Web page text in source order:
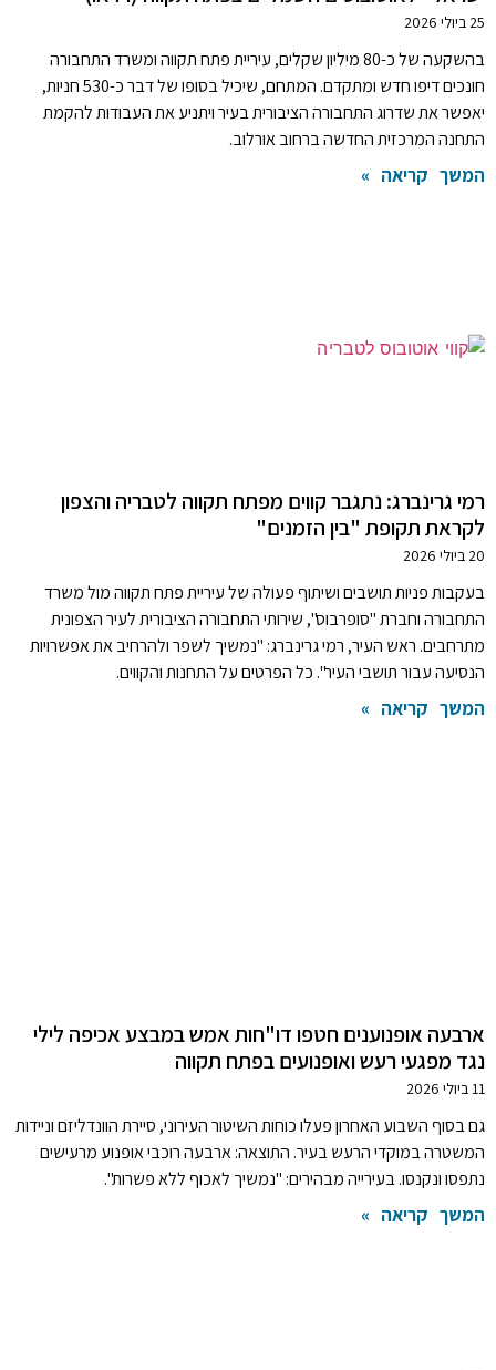
25 ביולי 2026
בהשקעה של כ-80 מיליון שקלים, עיריית פתח תקווה ומשרד התחבורה
חונכים דיפו חדש ומתקדם. המתחם, שיכיל בסופו של דבר כ-530 חניות,
יאפשר את שדרוג התחבורה הציבורית בעיר ויתניע את העבודות להקמת
התחנה המרכזית החדשה ברחוב אורלוב.
המשך קריאה »
רמי גרינברג: נתגבר קווים מפתח תקווה לטבריה והצפון
לקראת תקופת "בין הזמנים"
20 ביולי 2026
בעקבות פניות תושבים ושיתוף פעולה של עיריית פתח תקווה מול משרד
התחבורה וחברת "סופרבוס", שירותי התחבורה הציבורית לעיר הצפונית
מתרחבים. ראש העיר, רמי גרינברג: "נמשיך לשפר ולהרחיב את אפשרויות
הנסיעה עבור תושבי העיר". כל הפרטים על התחנות והקווים.
המשך קריאה »
ארבעה אופנוענים חטפו דו"חות אמש במבצע אכיפה לילי
נגד מפגעי רעש ואופנועים בפתח תקווה
11 ביולי 2026
גם בסוף השבוע האחרון פעלו כוחות השיטור העירוני, סיירת הוונדליזם וניידות
המשטרה במוקדי הרעש בעיר. התוצאה: ארבעה רוכבי אופנוע מרעישים
נתפסו ונקנסו. בעירייה מבהירים: "נמשיך לאכוף ללא פשרות".
המשך קריאה »